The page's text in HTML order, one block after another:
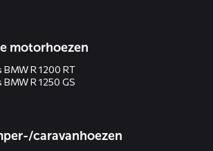
motorhoezen
R 1200 RT
R 1250 GS
caravanhoezen